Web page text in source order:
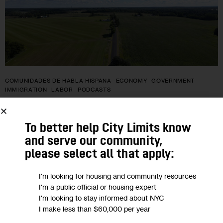
COMUNIDADES DE HABLA HISPANA ECONOMY
GOVERNMENT
IMMIGRATION
LABOR PODCASTS
PÓDCAST: ¿Por qué algunas muertes
de trabajadores en pequeñas granjas
lecheras de Wisconsin no se
investigan?
Al menos 17 trabajadores en granjas lecheras en Wisconsin,
la mayoría de estos inmigrantes, han muerto desde 2009,
To better help City Limits know
and serve our community,
please select all that apply:
I'm looking for housing and community resources
I'm a public official or housing expert
I'm looking to stay informed about NYC
I make less than $60,000 per year